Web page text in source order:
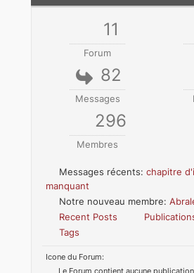
11
Forum
82
Messages
296
Membres
Messages récents: chapitre
manquant
Notre nouveau membre:
Recent Posts
Tags
Icone du Forum:
Le Forum contient aucune